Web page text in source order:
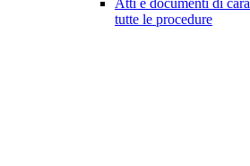
Atti e documenti di
tutte le procedure